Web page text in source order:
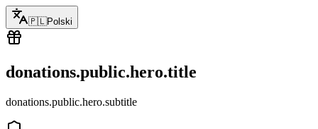
🇵🇱Polski
donations.public.hero.title
donations.public.hero.subtitle